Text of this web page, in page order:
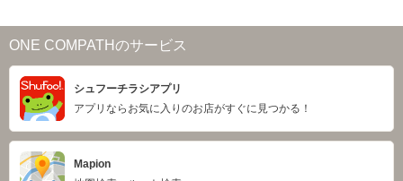
ONE COMPATHのサービス
シュフーチラシアプリ
アプリならお気に入りのお店がすぐに見つかる！
Mapion